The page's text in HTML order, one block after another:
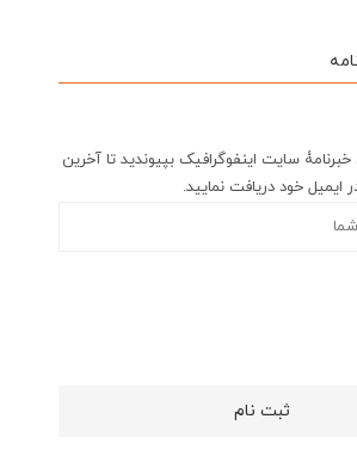
سایت اینفوگرافیک بپیوندید تا آخرین
ایمیل خود دریافت نمایید.